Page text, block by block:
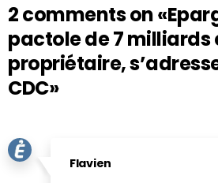
2 comments on
pactole de 7 milliards
propriétaire,
CDC»
Flavien